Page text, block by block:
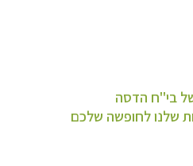
בי"ח הדסה
שלנו לחופשה שלכם